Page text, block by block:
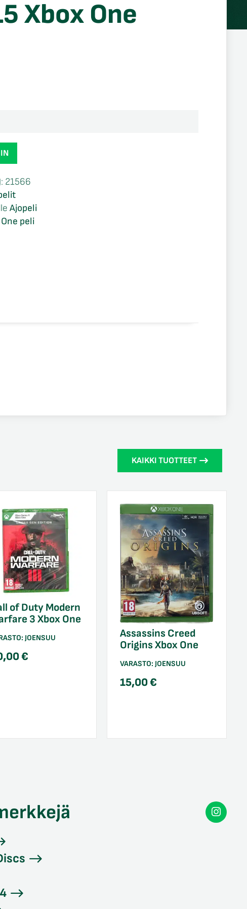
Xbox One
21566
Ajopeli
peli
KAIKKI TUOTTEET
of Duty Modern
3 Xbox One
JOENSUU
€
Assassins Creed
Origins Xbox One
VARASTO:JOENSUU
15,00€